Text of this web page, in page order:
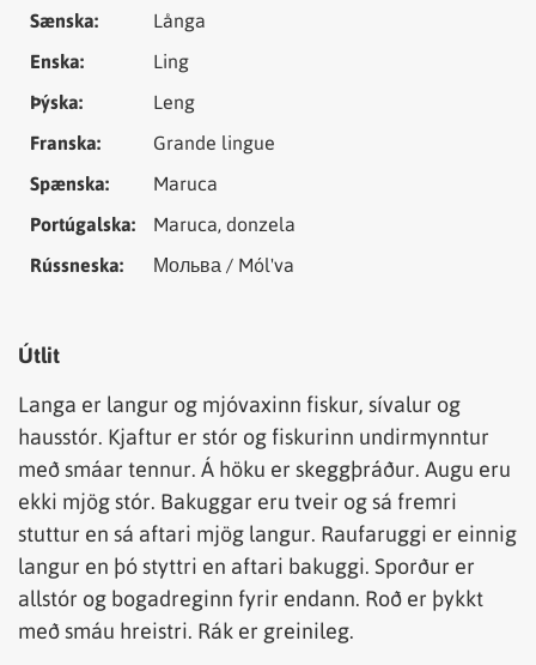
Sænska:
Långa
Enska:
Ling
Þýska:
Leng
Franska:
Grande lingue
Spænska:
Maruca
Portúgalska:
Maruca, donzela
Rússneska:
Мольва / Mól'va
Útlit
Langa er langur og mjóvaxinn fiskur, sívalur og
hausstór. Kjaftur er stór og fiskurinn undirmynntur
með smáar tennur. Á höku er skeggþráður. Augu eru
ekki mjög stór. Bakuggar eru tveir og sá fremri
stuttur en sá aftari mjög langur. Raufaruggi er einnig
langur en þó styttri en aftari bakuggi. Sporður er
allstór og bogadreginn fyrir endann. Roð er þykkt
með smáu hreistri. Rák er greinileg.